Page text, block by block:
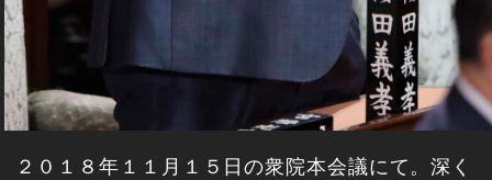
２０１８年１１月１５日の衆院本会議にて。深く